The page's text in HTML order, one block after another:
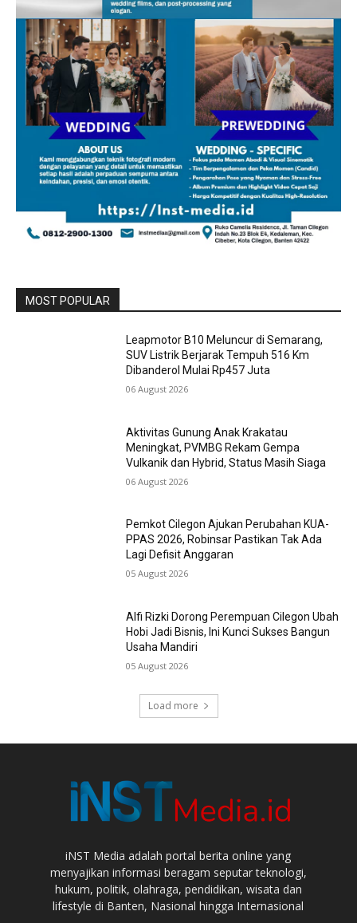
MOST POPULAR
Leapmotor B10 Meluncur di Semarang,
SUV Listrik Berjarak Tempuh 516 Km
Dibanderol Mulai Rp457 Juta
06 August 2026
Aktivitas Gunung Anak Krakatau
Meningkat, PVMBG Rekam Gempa
Vulkanik dan Hybrid, Status Masih Siaga
06 August 2026
Pemkot Cilegon Ajukan Perubahan KUA-
PPAS 2026, Robinsar Pastikan Tak Ada
Lagi Defisit Anggaran
05 August 2026
Alfi Rizki Dorong Perempuan Cilegon Ubah
Hobi Jadi Bisnis, Ini Kunci Sukses Bangun
Usaha Mandiri
05 August 2026
Load more
iNST Media adalah portal berita online yang
menyajikan informasi beragam seputar teknologi,
hukum, politik, olahraga, pendidikan, wisata dan
lifestyle di Banten, Nasional hingga Internasional